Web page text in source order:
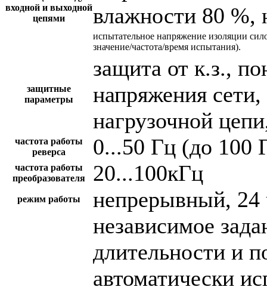
входной и выходной
цепями
влажности 80 %,
испытательное напряжение изоляции
значение/частота/время испытания).
защитные
параметры
защита от к.з.,
напряжения
нагрузочной
частота работы
реверса
0...50 Гц (до 100
частота работы
преобразователя
20...100кГц
режим работы непрерывный, 24
независимое
длительности и
автоматически